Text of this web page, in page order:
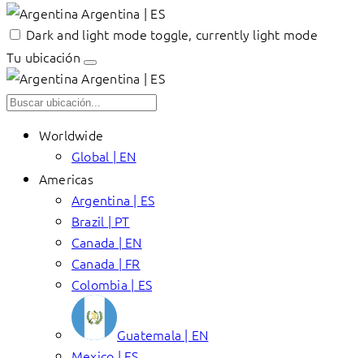
Argentina | ES
Dark and light mode toggle, currently light mode
Tu ubicación
Argentina | ES
Worldwide
Global | EN
Americas
Argentina | ES
Brazil | PT
Canada | EN
Canada | FR
Colombia | ES
Guatemala | EN